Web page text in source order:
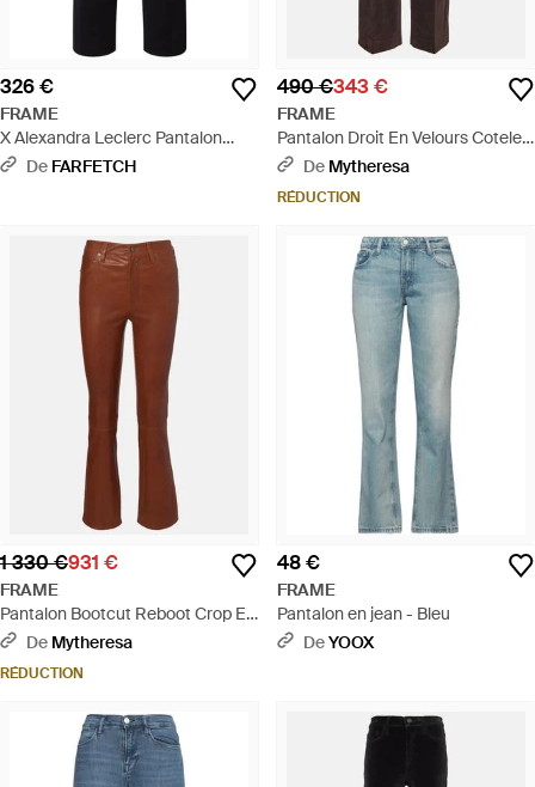
326 €
FRAME
X Alexandra Leclerc Pantalon
Casino Capri - Noir
De FARFETCH
490 €343 €
FRAME
Pantalon Droit En Velours Cotele -
Marron
De Mytheresa
RÉDUCTION
1 330 €931 €
FRAME
Pantalon Bootcut Reboot Crop En
Cuir - Marron
De Mytheresa
RÉDUCTION
48 €
FRAME
Pantalon en jean - Bleu
DeYOOX